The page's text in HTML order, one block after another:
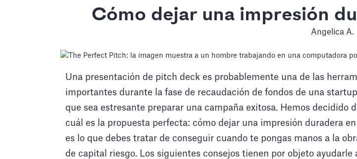
Cómo dejar una impresión
Angelica A.
Una presentación de pitch deck es probablemente una de las
importantes durante la fase de recaudación de fondos de una
que sea estresante preparar una campaña exitosa. Hemos decidido
cuál es la propuesta perfecta: cómo dejar una impresión duradera
es lo que debes tratar de conseguir cuando te pongas manos a la
de capital riesgo. Los siguientes consejos tienen por objeto ayudarle